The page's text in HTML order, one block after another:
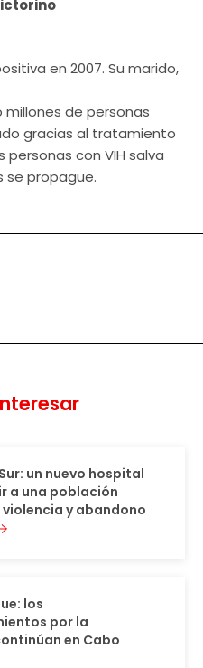
en 2007. Su marido,
de personas
gracias al tratamiento
personas con VIH salva
se propague.
un nuevo hospital
a una población
y abandono
los
por la
en Cabo